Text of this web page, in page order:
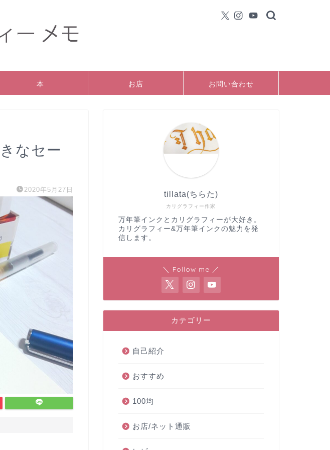
本 お店 お問い合わせ
なセー
2020年5月27日
カリグラフィー作家
tillata(ちらた)
万年筆インクとカリグラフィーが大好き。
カリグラフィー&万年筆インクの魅力を発
信します。
＼ Follow me ／
カテゴリー
自己紹介
おすすめ
100均
お店/ネット通販